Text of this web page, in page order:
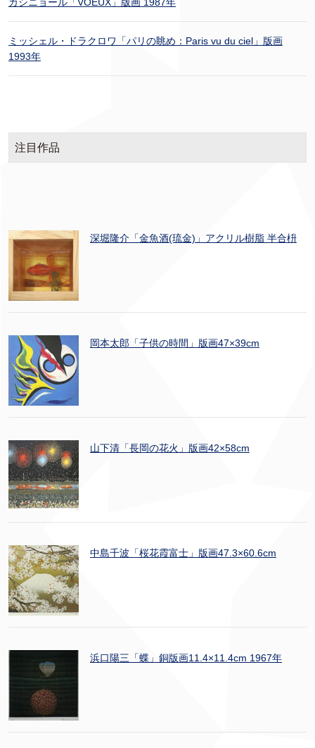
ミッシェル・ドラクロワ「パリの眺め：Paris vu du ciel」版画
1993年
注目作品
深堀隆介「金魚酒(琉金)」アクリル樹脂 半合枡
岡本太郎「子供の時間」版画47×39cm
山下清「長岡の花火」版画42×58cm
中島千波「桜花霞富士」版画47.3×60.6cm
浜口陽三「蝶」銅版画11.4×11.4cm 1967年